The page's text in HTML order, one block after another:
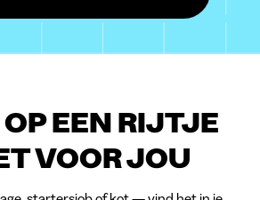
EEN RIJTJE
VOOR JOU